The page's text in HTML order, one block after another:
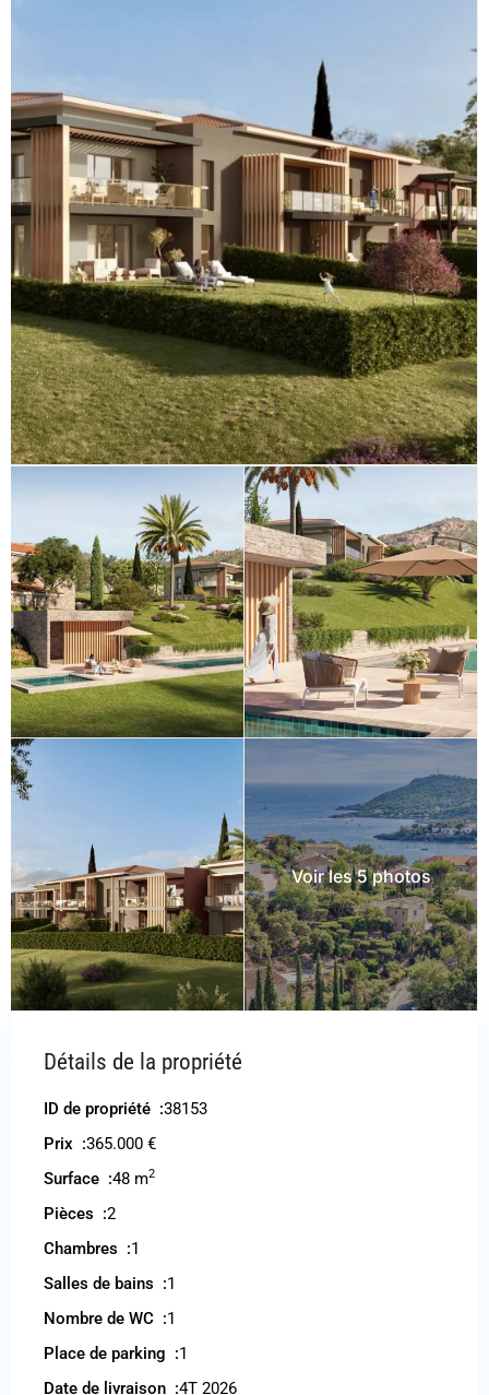
Voir les 5 photos
Détails de la propriété
ID de propriété :38153
Prix :365.000 €
Surface :48 m2
Pièces :2
Chambres :1
Salles de bains :1
Nombre de WC :1
Place de parking :1
Date de livraison :4T 2026